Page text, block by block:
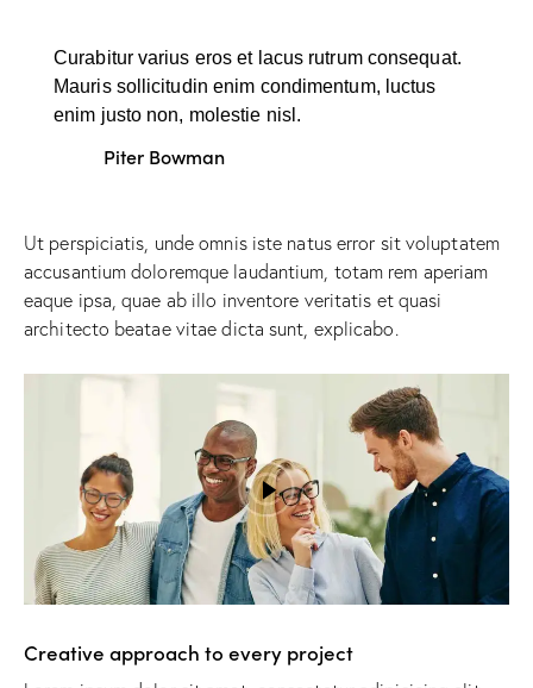
Curabitur varius eros et lacus rutrum consequat.
Mauris sollicitudin enim condimentum, luctus
enim justo non, molestie nisl.
Piter Bowman
Ut perspiciatis, unde omnis iste natus error sit voluptatem
accusantium doloremque laudantium, totam rem aperiam
eaque ipsa, quae ab illo inventore veritatis et quasi
architecto beatae vitae dicta sunt, explicabo.
Creative approach to every project